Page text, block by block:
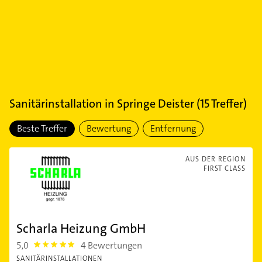
Sanitärinstallation in Springe Deister(15Treffer)
Beste Treffer Bewertung Entfernung
AUS DER REGION
FIRST CLASS
Scharla Heizung GmbH
5,0 5.0 4 Bewertungen
SANITÄRINSTALLATIONEN